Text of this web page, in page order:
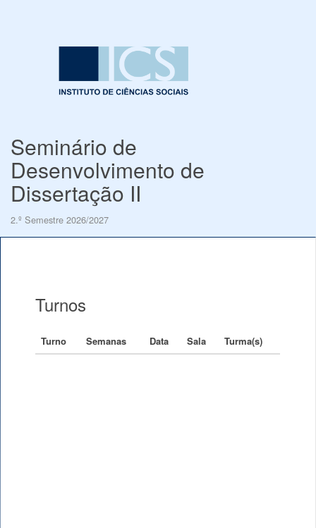
Seminário de
Desenvolvimento de
Dissertação II
2.º Semestre 2026/2027
Turnos
Turno Semanas Data Sala Turma(s)